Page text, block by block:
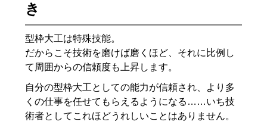
き
型枠大工は特殊技能。
だからこそ技術を磨けば磨くほど、それに比例し
て周囲からの信頼度も上昇します。
自分の型枠大工としての能力が信頼され、より多
くの仕事を任せてもらえるようになる……いち技
術者としてこれほどうれしいことはありません。